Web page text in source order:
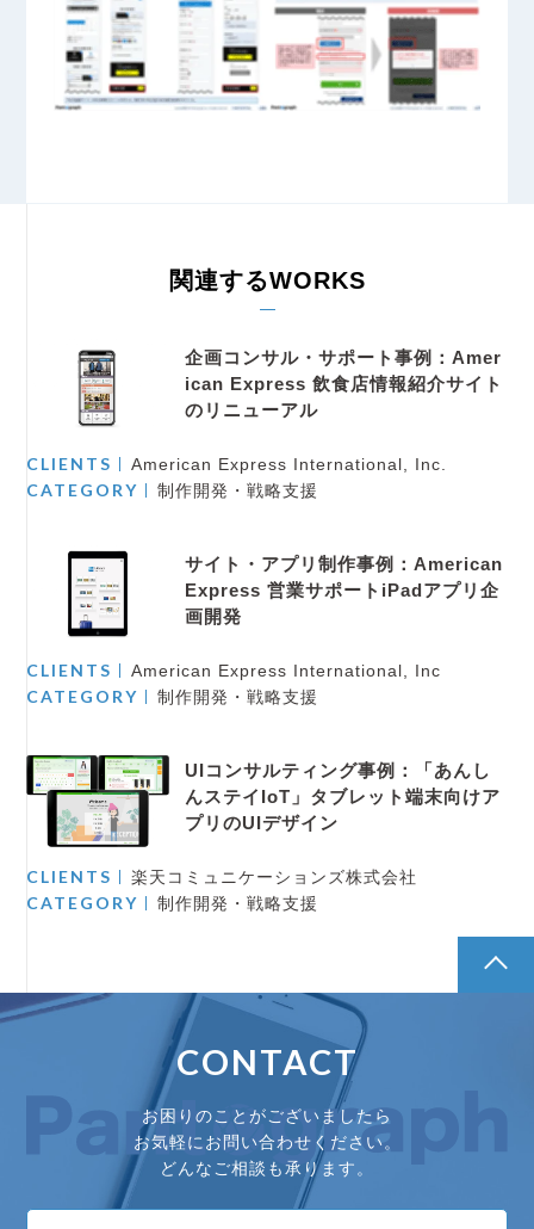
関連するWORKS
企画コンサル・サポート事例：Amer
ican Express 飲食店情報紹介サイト
のリニューアル
CLIENTS American Express International, Inc.
CATEGORY 制作開発・戦略支援
サイト・アプリ制作事例：American
Express 営業サポートiPadアプリ企
画開発
CLIENTS American Express International, Inc
CATEGORY 制作開発・戦略支援
UIコンサルティング事例：「あんし
んステイIoT」タブレット端末向けア
プリのUIデザイン
CLIENTS 楽天コミュニケーションズ株式会社
CATEGORY 制作開発・戦略支援
CONTACT
お困りのことがございましたら
お気軽にお問い合わせください。
どんなご相談も承ります。